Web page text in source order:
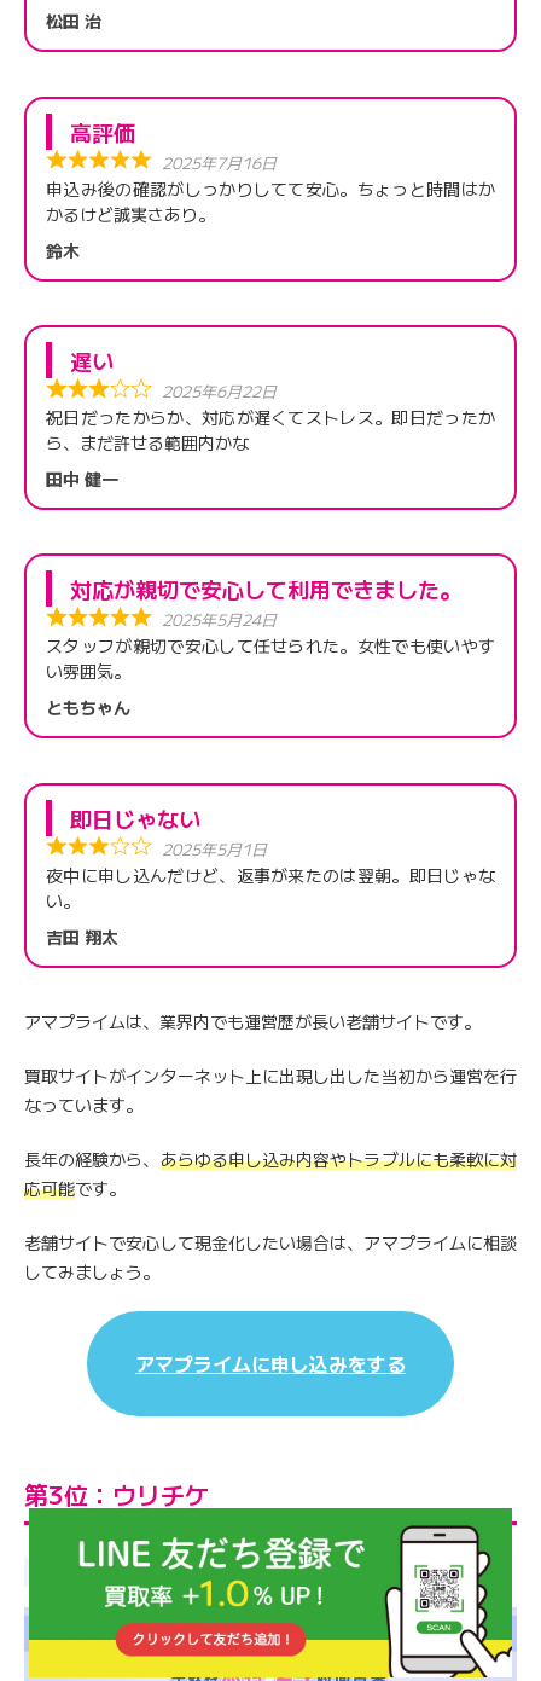
松田 治
高評価
2025年7月16日
申込み後の確認がしっかりしてて安心。ちょっと時間はか
かるけど誠実さあり。
鈴木
遅い
2025年6月22日
祝日だったからか、対応が遅くてストレス。即日だったか
ら、まだ許せる範囲内かな
田中 健一
対応が親切で安心して利用できました。
2025年5月24日
スタッフが親切で安心して任せられた。女性でも使いやす
い雰囲気。
ともちゃん
即日じゃない
2025年5月1日
夜中に申し込んだけど、返事が来たのは翌朝。即日じゃな
い。
吉田 翔太
アマプライムは、業界内でも運営歴が長い老舗サイトです。
買取サイトがインターネット上に出現し出した当初から運営を行
なっています。
長年の経験から、 あらゆる申し込み内容やトラブルにも柔軟に対
応可能です。
老舗サイトで安心して現金化したい場合は、アマプライムに相談
してみましょう。
アマプライムに申し込みをする
第3位：ウリチケ